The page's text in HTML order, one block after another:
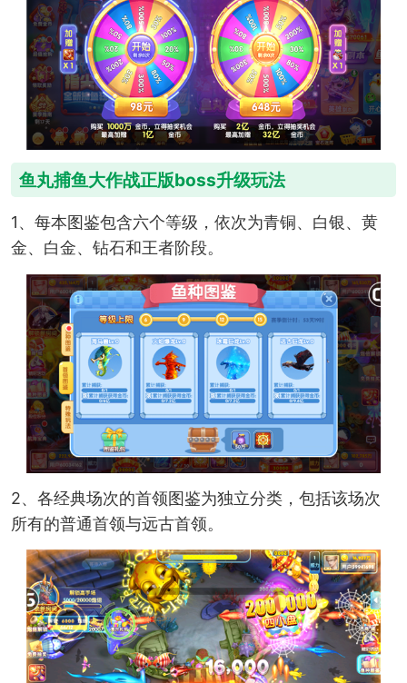
鱼丸捕鱼大作战正版boss升级玩法
1、每本图鉴包含六个等级，依次为青铜、白银、黄
金、白金、钻石和王者阶段。
2、各经典场次的首领图鉴为独立分类，包括该场次
所有的普通首领与远古首领。